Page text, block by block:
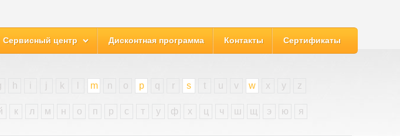
Сервисный центр Дисконтная программа Контакты Сертификаты
h i j k m n o p q r s t u v w x y z
к л м н о п р с т у ф х ц ч ш щ э ю я